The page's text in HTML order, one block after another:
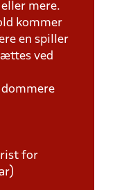
mere.
kommer
en spiller
ved
dommere
for